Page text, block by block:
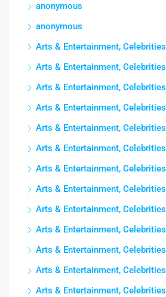
anonymous
anonymous
Arts & Entertainment, Celebrities
Arts & Entertainment, Celebrities
Arts & Entertainment, Celebrities
Arts & Entertainment, Celebrities
Arts & Entertainment, Celebrities
Arts & Entertainment, Celebrities
Arts & Entertainment, Celebrities
Arts & Entertainment, Celebrities
Arts & Entertainment, Celebrities
Arts & Entertainment, Celebrities
Arts & Entertainment, Celebrities
Arts & Entertainment, Celebrities
Arts & Entertainment, Celebrities